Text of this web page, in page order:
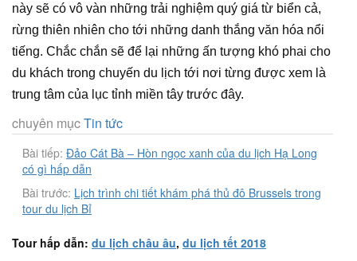
này sẽ có vô vàn những trải nghiệm quý giá từ biển cả,
rừng thiên nhiên cho tới những danh thắng văn hóa nổi
tiếng. Chắc chắn sẽ để lại những ấn tượng khó phai cho
du khách trong chuyến du lịch tới nơi từng được xem là
trung tâm của lục tỉnh miền tây trước đây.
chuyên mụcTin tức
Bài tiếp: Đảo Cát Bà – Hòn ngọc xanh của du lịch Hạ Long
có gì hấp dẫn
Bài trước: Lịch trình chi tiết khám phá thủ đô Brussels trong
tour du lịch Bỉ
Tour hấp dẫn: du lịch châu âu, du lịch tết 2018